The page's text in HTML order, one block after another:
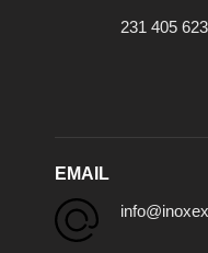
231 405
EMAIL